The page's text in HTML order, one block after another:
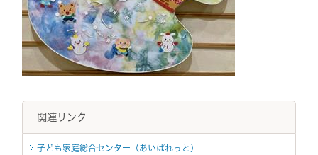
関連リンク
子ども家庭総合センター（あいぱれっと）